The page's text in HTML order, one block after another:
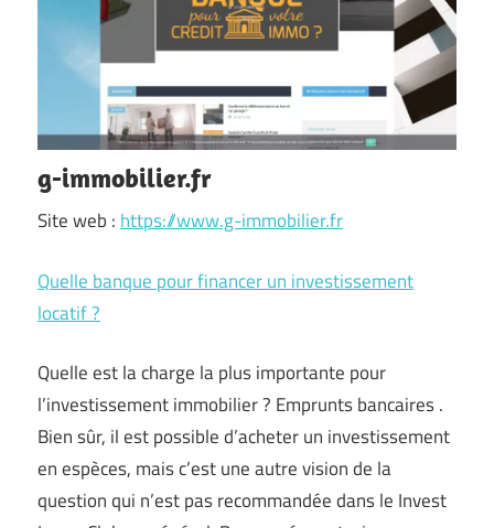
g-immobilier.fr
Site web : https://www.g-immobilier.fr
Quelle banque pour financer un investissement
locatif ?
Quelle est la charge la plus importante pour
l’investissement immobilier ? Emprunts bancaires .
Bien sûr, il est possible d’acheter un investissement
en espèces, mais c’est une autre vision de la
question qui n’est pas recommandée dans le Invest